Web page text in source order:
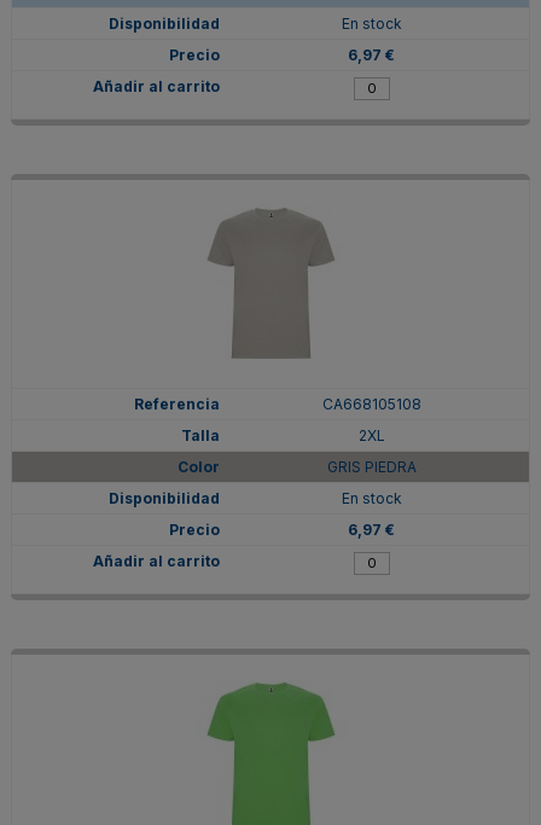
En stock
6,97 €
CA668105108
2XL
GRIS PIEDRA
En stock
6,97 €